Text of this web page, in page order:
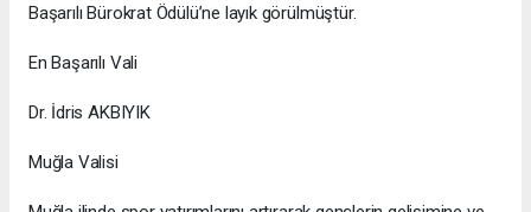
Başarılı Bürokrat Ödülü’ne layık görülmüştür.
En Başarılı Vali
Dr. İdris AKBIYIK
Muğla Valisi